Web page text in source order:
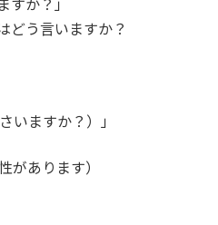
か？」
どう言いますか？
いますか？）」
があります）